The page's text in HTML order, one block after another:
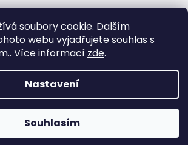
soubory cookie. Dalším
webu vyjadřujete souhlas s
Více informací zde.
Nastavení
Souhlasím
990
cskarlin
Concept Store Karlín. Všechna práva
Upravit nastavení cookies